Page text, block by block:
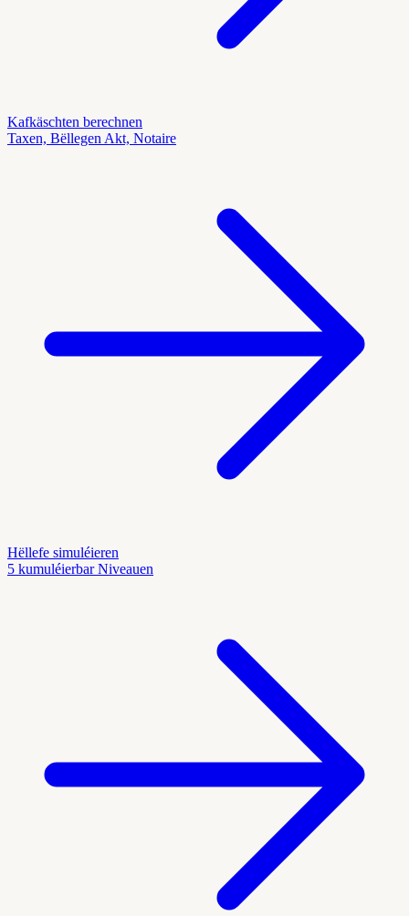
Kafkäschten berechnen
Taxen, Bëllegen Akt, Notaire
Hëllefe simuléieren
5 kumuléierbar Niveauen